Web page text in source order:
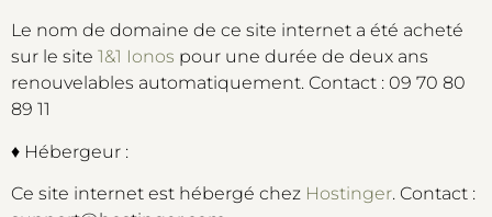
Le nom de domaine de ce site internet a été acheté
sur le site 1&1 Ionos pour une durée de deux ans
renouvelables automatiquement. Contact : 09 70 80
89 11
♦ Hébergeur :
Ce site internet est hébergé chez Hostinger. Contact :